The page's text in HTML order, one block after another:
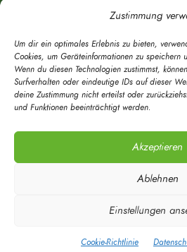
Zustimmung
Um dir ein optimales Erlebnis zu bieten,
Cookies, um Geräteinformationen zu speichern
Wenn du diesen Technologien zustimmst,
Surfverhalten oder eindeutige IDs auf dieser
deine Zustimmung nicht erteilst oder
und Funktionen beeinträchtigt werden.
Akzeptieren
Ablehnen
Einstellungen
Cookie-Richtlinie
OWL Verkehr
Greffen.de
Verkehrsverein Harsewinkel e. V.
© Mein Spöggsken-Markt | Marketingberatung |
Spöggsken RSS Kontakt